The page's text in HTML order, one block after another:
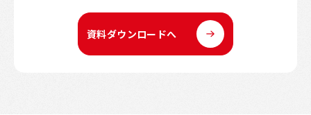
資料ダウンロードへ